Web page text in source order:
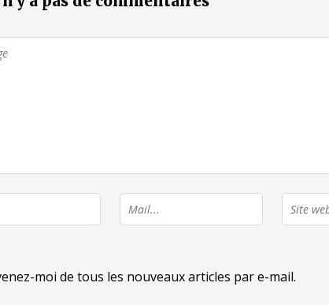
moi de tous les nouveaux articles par e-mail.